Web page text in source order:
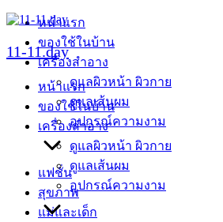
Skip
content
11-11.day
หน้าแรก
ของใช้ในบ้าน
เครื่องสำอาง
ดูแลผิวหน้า ผิวกาย
ดูแลเส้นผม
อุปกรณ์ความงาม
หน้าแรก
ของใช้ในบ้าน
เครื่องสำอาง
ดูแลผิวหน้า ผิวกาย
ดูแลเส้นผม
อุปกรณ์ความงาม
แฟชั่น
สุขภาพ
แม่และเด็ก